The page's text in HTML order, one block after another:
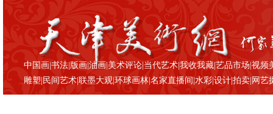
中国画 |书法 版画 |油画 |美术评论 当代艺术 |我收我藏 |艺品市场 |视频
雕塑 民间艺术 |联墨大观 |环球画林 |名家直播间 |水彩 |设计 |拍卖 网艺